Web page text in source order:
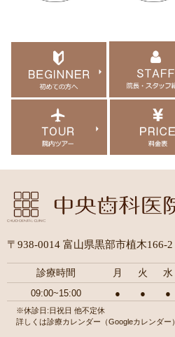
〒938-0014 富山県黒部市植木166-2
診療時間 月 火 水
09:00~15:00 ● ● ●
※休診日:日祝日 他不定休
詳しくは診療カレンダー（Googleカレンダー